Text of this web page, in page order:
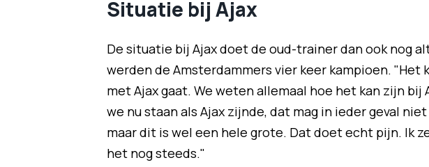
Situatie bij Ajax
De situatie bij Ajax doet de oud-trainer dan ook nog
werden de Amsterdammers vier keer kampioen.
met Ajax gaat. We weten allemaal hoe het kan zijn bij
we nu staan als Ajax zijnde, dat mag in ieder geval
maar dit is wel een hele grote. Dat doet echt pijn. Ik
het nog steeds."